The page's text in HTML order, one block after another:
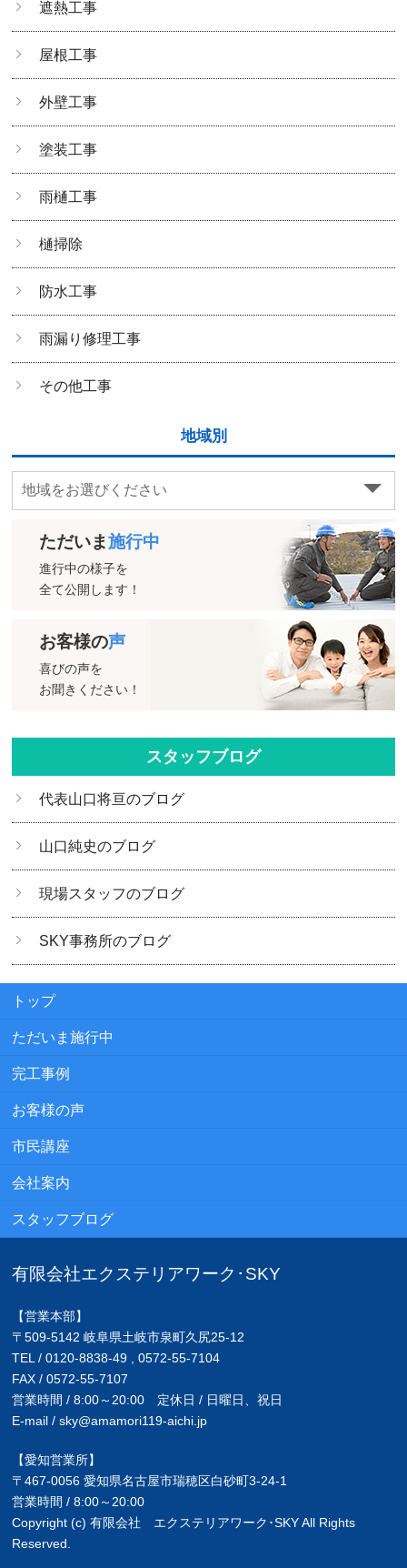
遮熱工事
屋根工事
外壁工事
塗装工事
雨樋工事
樋掃除
防水工事
雨漏り修理工事
その他工事
地域別
ただいま施行中
進行中の様子を
全て公開します！
お客様の声
喜びの声を
お聞きください！
スタッフブログ
代表山口将亘のブログ
山口純史のブログ
現場スタッフのブログ
SKY事務所のブログ
トップ
ただいま施行中
完工事例
お客様の声
市民講座
会社案内
スタッフブログ
有限会社エクステリアワーク･SKY
【営業本部】
〒509-5142 岐阜県土岐市泉町久尻25-12
TEL / 0120-8838-49 , 0572-55-7104
FAX / 0572-55-7107
営業時間 / 8:00～20:00 定休日 / 日曜日、祝日
E-mail / sky@amamori119-aichi.jp
【愛知営業所】
〒467-0056 愛知県名古屋市瑞穂区白砂町3-24-1
営業時間 / 8:00～20:00
Copyright (c) 有限会社 エクステリアワーク･SKY All Rights
Reserved.